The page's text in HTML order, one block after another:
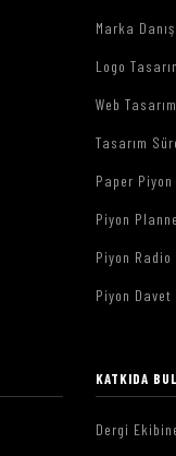
Marka
Logo
Web
Tasarım
Paper Piyon
Piyon
Piyon Radio
Piyon Davet
KATKIDA
Dergi